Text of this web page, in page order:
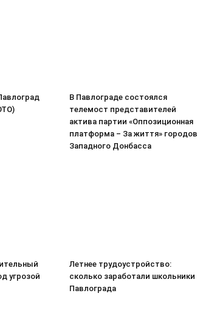
В Павлограде состоялся
телемост представителей
актива партии «Оппозиционная
платформа – За життя» городов
Западного Донбасса
угрозой
Летнее трудоустройство:
сколько заработали школьники
Павлограда